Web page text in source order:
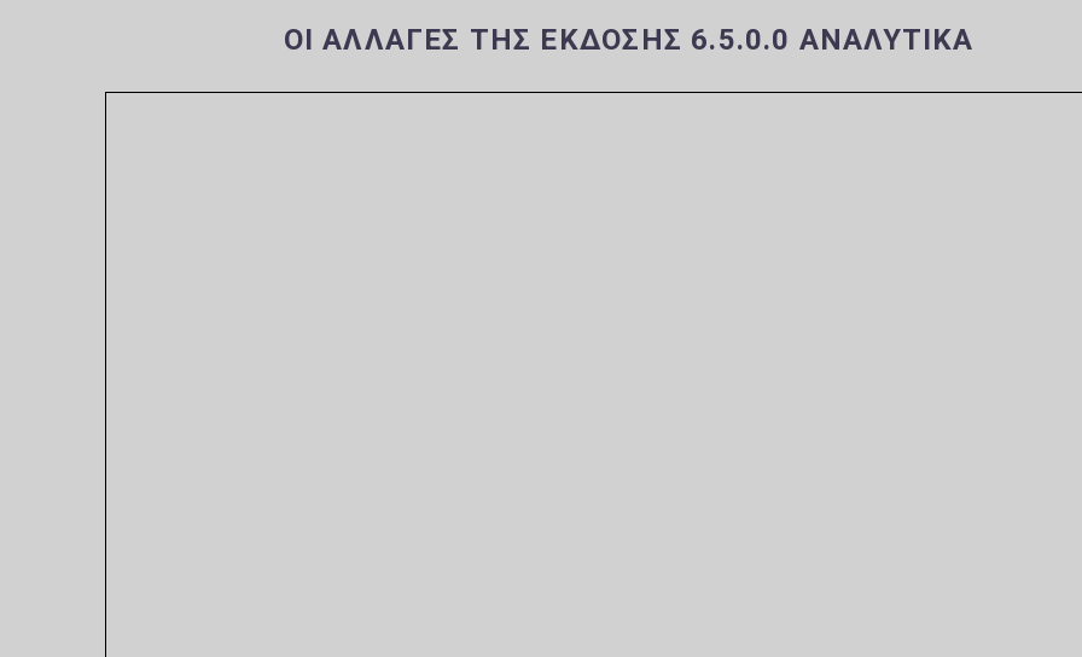
ΟΙ ΑΛΛΑΓΈΣ ΤΗΣ ΈΚΔΟΣΗΣ 6.5.0.0 ΑΝΑΛΥΤΙΚΆ